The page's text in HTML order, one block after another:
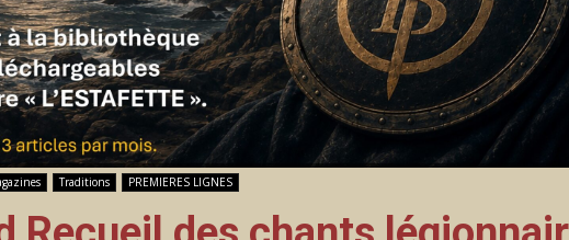
Traditions PREMIERES LIGNES